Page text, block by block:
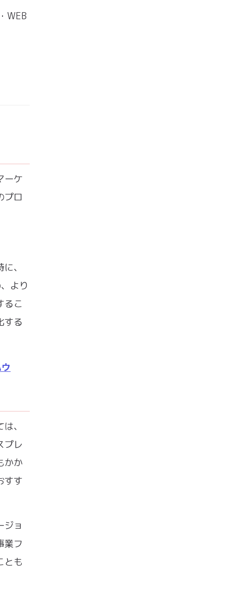
WEB
ーケ
プロ
、
より
るこ
する
、
プレ
かか
すす
ジョ
業フ
とも